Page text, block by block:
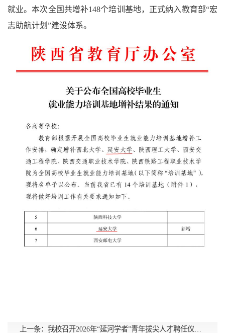
就业。本次全国共增补148个培训基地，正式纳入教育部“宏
志助航计划”建设体系。
上一条：